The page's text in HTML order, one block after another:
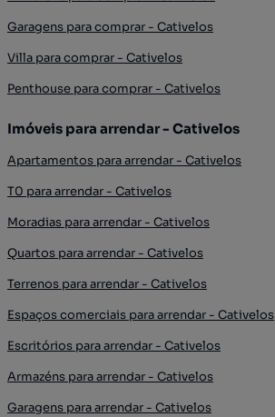
Garagens para comprar - Cativelos
Villa para comprar - Cativelos
Penthouse para comprar - Cativelos
Imóveis para arrendar - Cativelos
Apartamentos para arrendar - Cativelos
T0 para arrendar - Cativelos
Moradias para arrendar - Cativelos
Quartos para arrendar - Cativelos
Terrenos para arrendar - Cativelos
Espaços comerciais para arrendar - Cativelos
Escritórios para arrendar - Cativelos
Armazéns para arrendar - Cativelos
Garagens para arrendar - Cativelos